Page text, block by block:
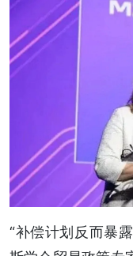
“补偿计划反而暴